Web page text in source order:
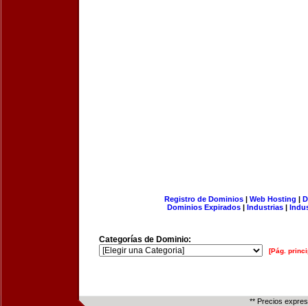
Registro de Dominios| Web Hosting |
Dominios Expirados | Industrias |
Categorías de Dominio:
[Pág.
** Precios